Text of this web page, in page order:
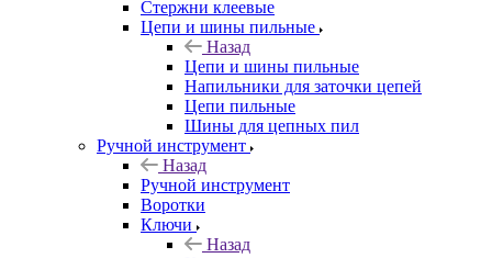
Стержни клеевые
Цепи и шины пильные
Назад
Цепи и шины пильные
Напильники для заточки цепей
Цепи пильные
Шины для цепных пил
Ручной инструмент
Назад
Ручной инструмент
Воротки
Ключи
Назад